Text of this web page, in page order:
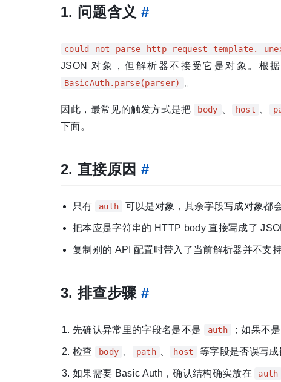
1. 问题含义 #
could not parse http request template.
JSON 对象，但解析器不接受它是对象。根
BasicAuth.parse(parser) 。
因此，最常见的触发方式是把 body 、 host 、
下面。
2. 直接原因 #
只有 auth 可以是对象，其余字段写成对象都
把本应是字符串的 HTTP body 直接写成了
复制别的 API 配置时带入了当前解析器并不支
3. 排查步骤 #
先确认异常里的字段名是不是 auth ；如果不
检查 body 、 path 、 host 等字段是否误写成
如果需要 Basic Auth，确认结构确实放在 auth